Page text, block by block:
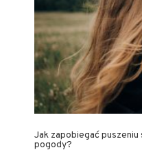
Jak zapobiegać puszeniu
pogody?